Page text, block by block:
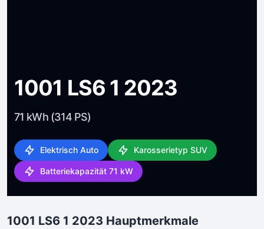
1001 LS6 1 2023
71 kWh (314 PS)
Elektrisch Auto Karosserietyp SUV
Batteriekapazität 71 kW
1001 LS6 1 2023 Hauptmerkmale